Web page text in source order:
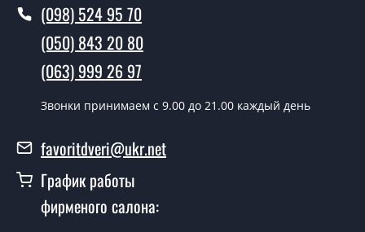
Вы производите установку
межкомнатных дверей ТМ Фаворит?
Да производим. Монтаж межкомнатных дверей ТМ
Фаворит производится согласно очереди, во все дни
кроме воскресенья.
Ления белый мат сатин?
Стоимость установки дверей Ления белый мат сатин -
от 1800 грн.
(098) 524 95 70
(050) 843 20 80
(063) 999 26 97
Звонки принимаем c 9.00 до 21.00 каждый день
favoritdveri@ukr.net
График работы
фирменого салона: